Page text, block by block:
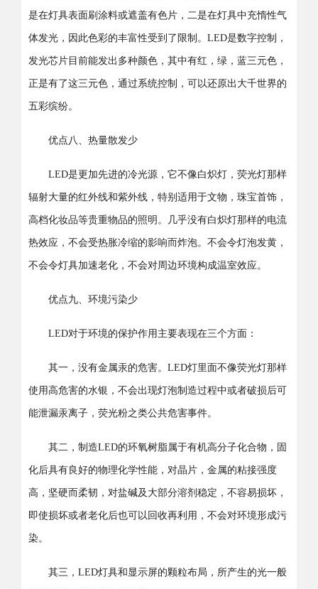
是在灯具表面刷涂料或遮盖有色片，二是在灯具中充惰性气
体发光，因此色彩的丰富性受到了限制。LED是数字控制，
发光芯片目前能发出多种颜色，其中有红，绿，蓝三元色，
正是有了这三元色，通过系统控制，可以还原出大千世界的
五彩缤纷。
优点八、热量散发少
LED是更加先进的冷光源，它不像白炽灯，荧光灯那样
辐射大量的红外线和紫外线，特别适用于文物，珠宝首饰，
高档化妆品等贵重物品的照明。几乎没有白炽灯那样的电流
热效应，不会受热胀冷缩的影响而炸泡。不会令灯泡发黄，
不会令灯具加速老化，不会对周边环境构成温室效应。
优点九、环境污染少
LED对于环境的保护作用主要表现在三个方面：
其一，没有金属汞的危害。LED灯里面不像荧光灯那样
使用高危害的水银，不会出现灯泡制造过程中或者破损后可
能泄漏汞离子，荧光粉之类公共危害事件。
其二，制造LED的环氧树脂属于有机高分子化合物，固
化后具有良好的物理化学性能，对晶片，金属的粘接强度
高，坚硬而柔韧，对盐碱及大部分溶剂稳定，不容易损坏，
即使损坏或者老化后也可以回收再利用，不会对环境形成污
染。
其三，LED灯具和显示屏的颗粒布局，所产生的光一般